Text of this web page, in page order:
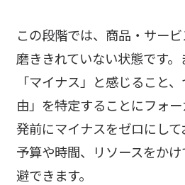
この段階では、商品・サー
磨ききれていない状態です
「マイナス」と感じること
由」を特定することにフォ
発前にマイナスをゼロにし
予算や時間、リソースをか
避できます。